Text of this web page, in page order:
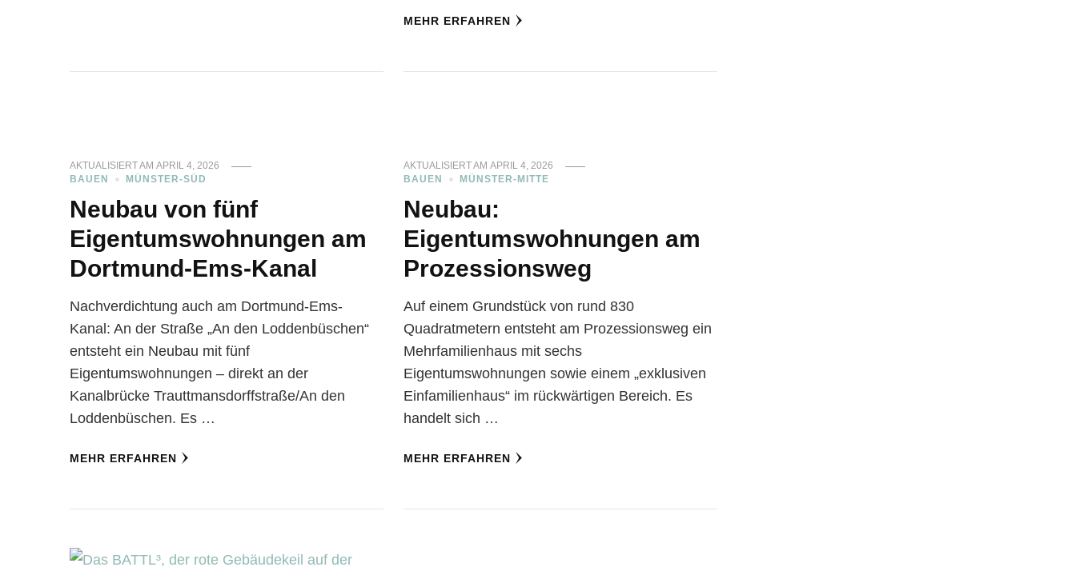
MEHR ERFAHREN
AKTUALISIERT AMAPRIL 4, 2026
BAUEN
MÜNSTER-SÜD
Neubau von fünf
Eigentumswohnungen am
Dortmund-Ems-Kanal
Nachverdichtung auch am Dortmund-Ems-
Kanal: An der Straße „An den Loddenbüschen“
entsteht ein Neubau mit fünf
Eigentumswohnungen – direkt an der
Kanalbrücke Trauttmansdorffstraße/An den
Loddenbüschen. Es …
MEHR ERFAHREN
AKTUALISIERT AM APRIL 4, 2026
BAUEN
MÜNSTER-MITTE
Neubau:
Eigentumswohnungen am
Prozessionsweg
Auf einem Grundstück von rund 830
Quadratmetern entsteht am Prozessionsweg ein
Mehrfamilienhaus mit sechs
Eigentumswohnungen sowie einem „exklusiven
Einfamilienhaus“ im rückwärtigen Bereich. Es
handelt sich …
MEHR ERFAHREN